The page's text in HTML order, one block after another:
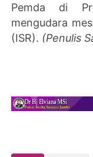
Pemda di
mengudara
(ISR). (Penulis